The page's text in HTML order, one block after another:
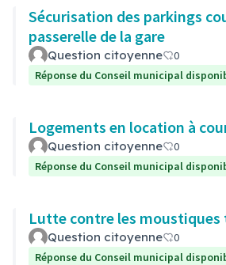
Sécurisation des parkings
passerelle de la gare
Question citoyenne
0
Réponse du Conseil municipal
Logements en location à
Question citoyenne
0
Réponse du Conseil municipal
Lutte contre les moustiques
Question citoyenne
0
Réponse du Conseil municipal